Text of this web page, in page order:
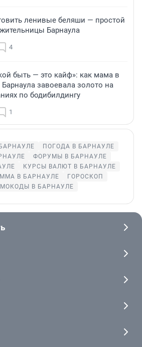
ленивые беляши — простой
Барнаула
4
быть — это кайф»: как мама в
Барнаула завоевала золото на
по бодибилдингу
1
ПОГОДА В БАРНАУЛЕ
ФОРУМЫ В БАРНАУЛЕ
КУРСЫ ВАЛЮТ В БАРНАУЛЕ
В БАРНАУЛЕ
ГОРОСКОП
В БАРНАУЛЕ